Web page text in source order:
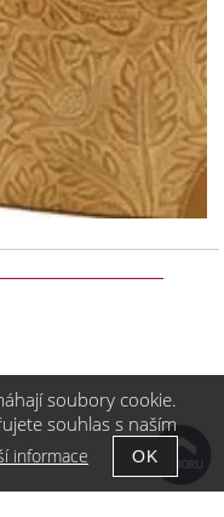
soubory cookie.
souhlas s naším
informace